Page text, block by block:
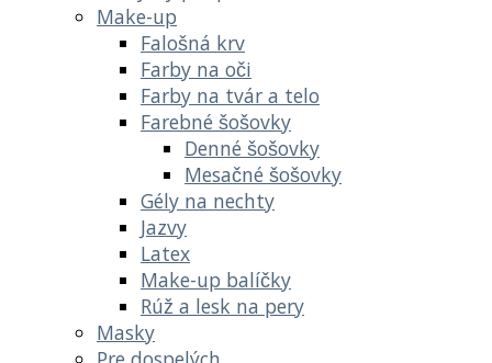
Make-up
Falošná krv
Farby na oči
Farby na tvár a telo
Farebné šošovky
Denné šošovky
Mesačné šošovky
Gély na nechty
Jazvy
Latex
Make-up balíčky
Rúž a lesk na pery
Masky